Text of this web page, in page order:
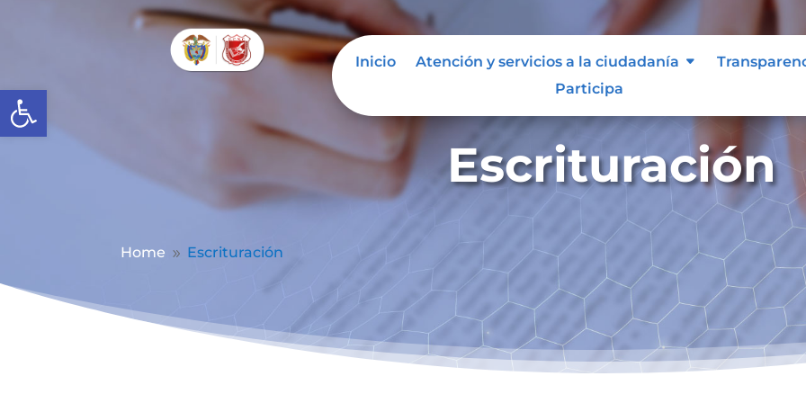
Abrir barra de herramientas
Inicio Atención y servicios a la ciudadanía
Participa
Escrituración
Home 9 Escrituración